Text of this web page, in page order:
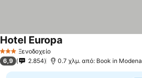
3 ΑστέριαΞενοδοχείο
Hotel Europa
6,9 2.854 0.7 χλμ. από: Book in Modena